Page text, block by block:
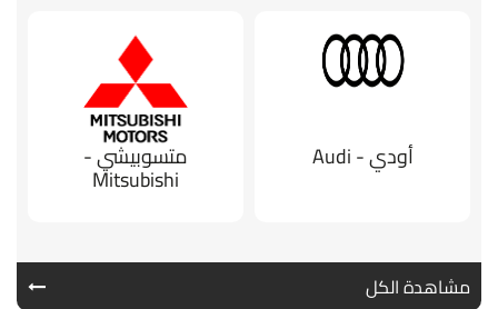
أودي - Audi متسوبيشي -
Mitsubishi
مشاهدة الكل